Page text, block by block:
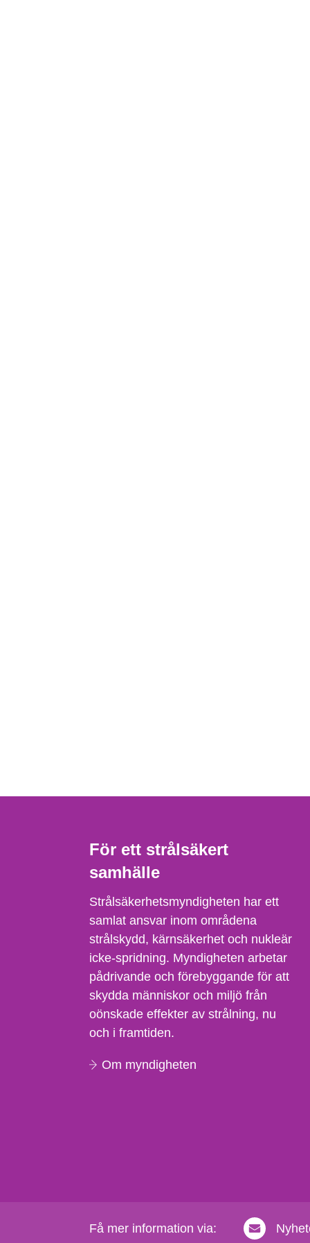
För ett strålsäkert
samhälle
Strålsäkerhetsmyndigheten har ett
samlat ansvar inom områdena
strålskydd, kärnsäkerhet och nukleär
icke-spridning. Myndigheten arbetar
pådrivande och förebyggande för att
skydda människor och miljö från
oönskade effekter av strålning, nu
och i framtiden.
Om myndigheten
Få mer information via: